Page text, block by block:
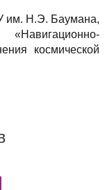
им. Н.Э. Баумана,
космической